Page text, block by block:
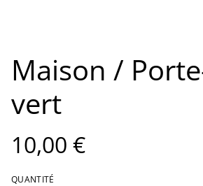
Maison /
vert
10,00 €
QUANTITÉ